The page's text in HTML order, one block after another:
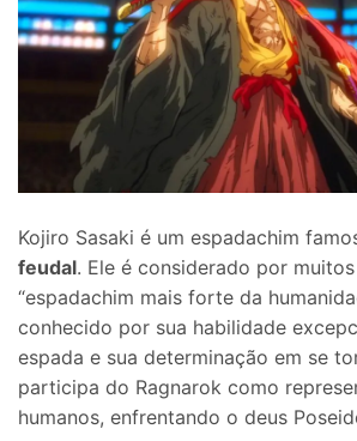
Kojiro Sasaki é um espadachim
feudal. Ele é considerado por
“espadachim mais forte da
conhecido por sua habilidade
espada e sua determinação em se
participa do Ragnarok como
humanos, enfrentando o deus